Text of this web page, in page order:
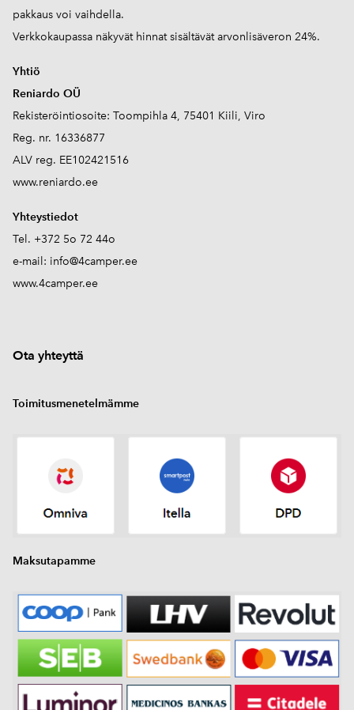
pakkaus voi vaihdella.
Verkkokaupassa näkyvät hinnat sisältävät arvonlisäveron 24%.
Yhtiö
Reniardo OÜ
Rekisteröintiosoite: Toompihla 4, 75401 Kiili, Viro
Reg. nr. 16336877
ALV reg. EE102421516
www.reniardo.ee
Yhteystiedot
Tel. +372 5o 72 44o
e-mail: info@4camper.ee
www.4camper.ee
Ota yhteyttä
Toimitusmenetelmämme
Maksutapamme